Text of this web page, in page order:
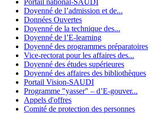
Portail national-SAUDI
Doyenné de l’admission et de...
Données Ouvertes
Doyenné de la technique des...
Doyenné de l’E-learning
Doyenné des programmes préparatoires
Vice-rectorat pour les affaires des...
Doyenné des études supérieures
Doyenné des affaires des bibliothèques
Portail Vision-SAUDI
Programme "yasser" – d’E-gouver...
Appels d'offres
Comité de protection des personnes